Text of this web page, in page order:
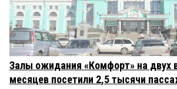
Залы ожидания «Комфорт» на двух
месяцев посетили 2,5 тысячи